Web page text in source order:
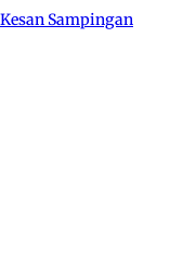
Sampingan